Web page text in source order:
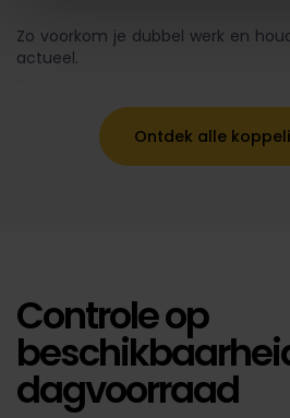
Zo voorkom je dubbel werk en
actueel.
Ontdek alle
Controle op
dagvoorraad